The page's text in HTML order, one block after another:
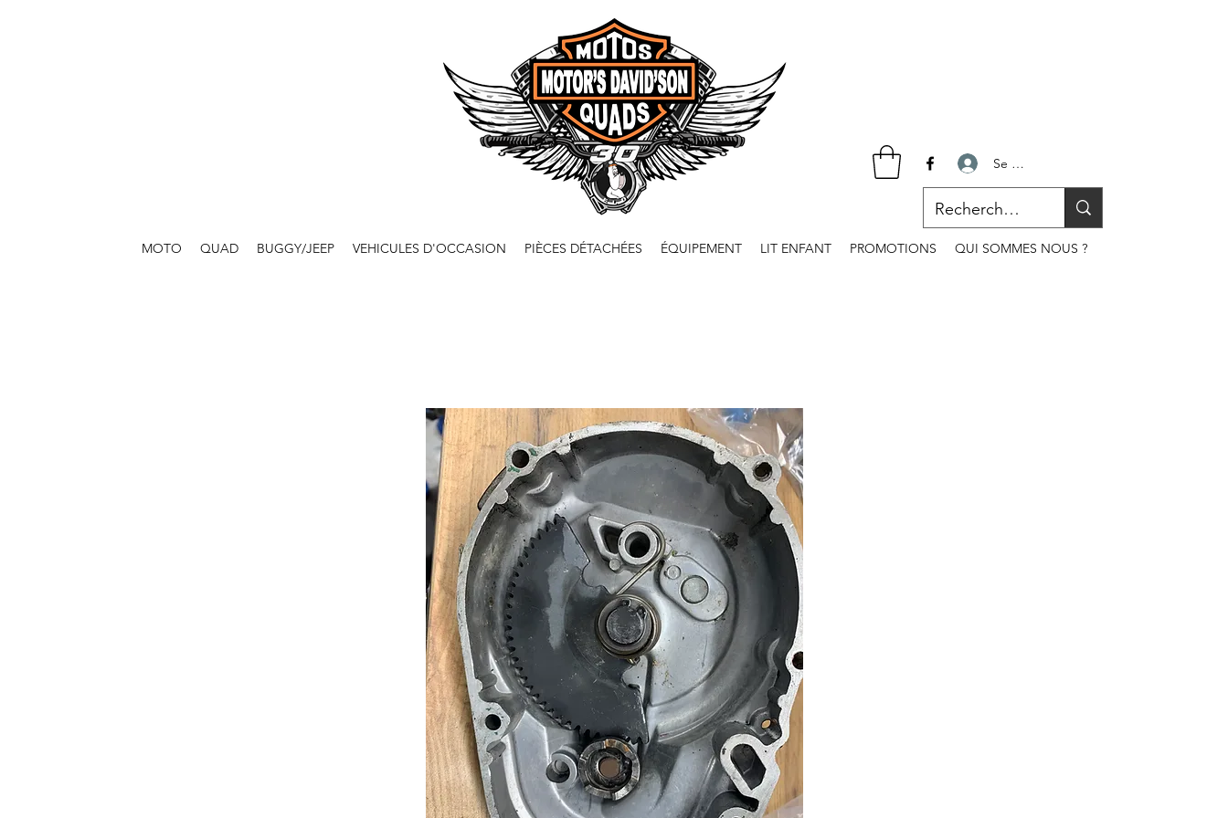
Se connecter
MOTO QUAD BUGGY/JEEP VEHICULES D'OCCASION PIÈCES DÉTACHÉES ÉQUIPEMENT LIT ENFANT PROMOTIONS QUI SOMMES NOUS ?